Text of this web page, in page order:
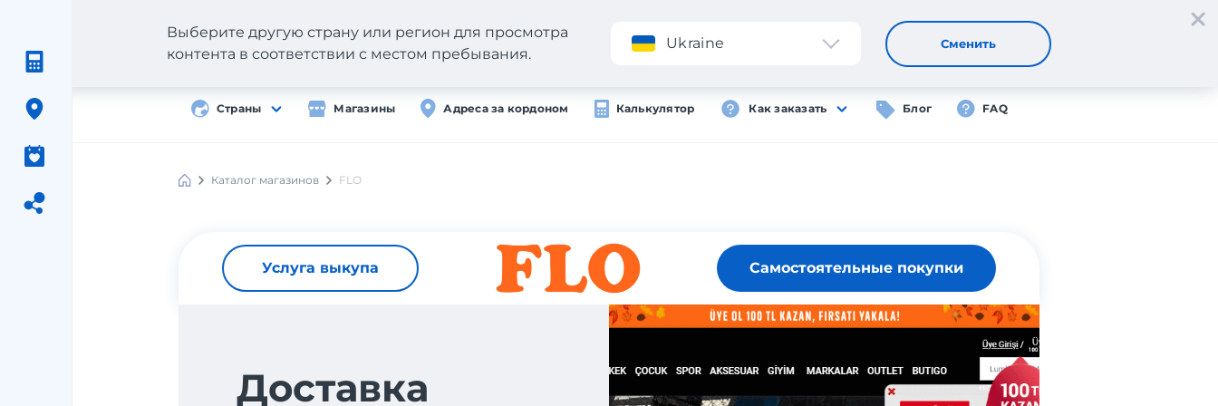
Приложение Регистрация Вход
Страны Магазины Адреса за кордоном Калькулятор Как заказать Блог FAQ
Выберите другую страну или регион для просмотра
контента в соответствии с местом пребывания.
Ukraine Сменить
Каталог магазинов FLO
Услуга выкупа Самостоятельные покупки
Доставка